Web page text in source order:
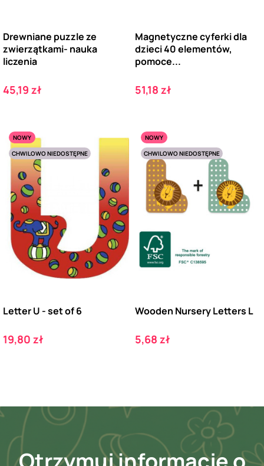
Drewniane puzzle ze
zwierzątkami- nauka
liczenia
Cena
45,19 zł
Magnetyczne cyferki dla
dzieci 40 elementów,
pomoce...
Cena
51,18 zł
NOWY
CHWILOWO NIEDOSTĘPNE
Letter U - set of 6
Cena
19,80 zł
NOWY
CHWILOWO NIEDOSTĘPNE
Wooden Nursery Letters L
Cena
5,68 zł